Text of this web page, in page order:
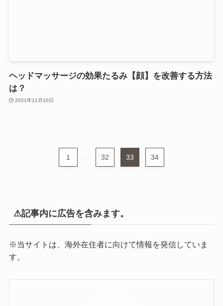
ヘッドマッサージの効果たるみ【顔】を改善する方法
は？
2021年11月10日
1 ... 32 33 34
⚠︎記事内に広告を含みます。
※当サイトは、海外在住者に向けて情報を発信していま
す。